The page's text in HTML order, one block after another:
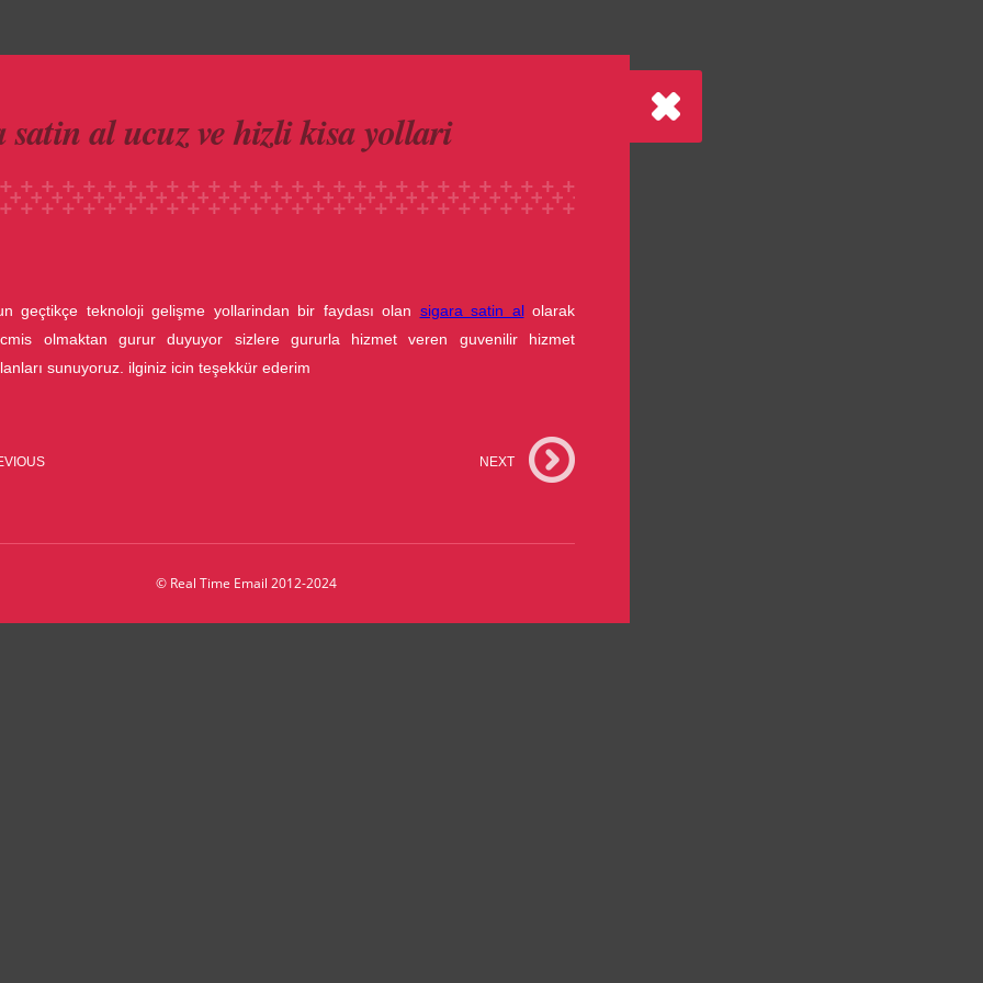
satin al ucuz ve hizli kisa yollari
geçtikçe teknoloji gelişme yollarindan bir faydası olan sigara satin alolarak
olmaktan gurur duyuyor sizlere gururla hizmet veren guvenilir hizmet
sunuyoruz. ilginiz icin teşekkür ederim
NEXT
© Real Time Email 2012-2024
made with luv by 1000 Buddhas